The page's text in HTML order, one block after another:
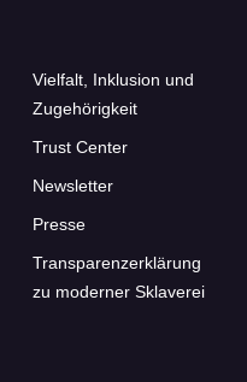
Vielfalt, Inklusion und
Zugehörigkeit
Trust Center
Newsletter
Presse
Transparenzerklärung
zu moderner Sklaverei